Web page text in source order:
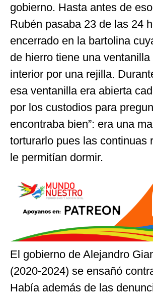
gobierno. Hasta antes de
Rubén pasaba 23 de las 24
encerrado en la bartolina
de hierro tiene una
interior por una rejilla.
esa ventanilla era abierta
por los custodios para
encontraba bien”: era una
torturarlo pues las continuas
le permitían dormir.
El gobierno de Alejandro
(2020-2024) se ensañó
Había además de las